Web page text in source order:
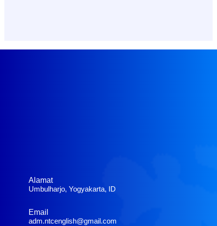
Alamat
Umbulharjo, Yogyakarta, ID
Email
adm.ntcenglish@gmail.com